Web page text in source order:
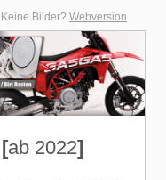
Keine Bilder? Webversion
ab 2022]